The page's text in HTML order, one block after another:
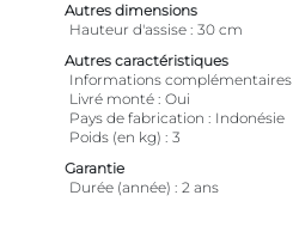
Autres dimensions
Hauteur d'assise 30 cm
Autres caractéristiques
Informations complémentaires
Livré monté Oui
Pays de fabrication
Indonésie
Poids (en kg)
3
Garantie
Durée (année)
2 ans